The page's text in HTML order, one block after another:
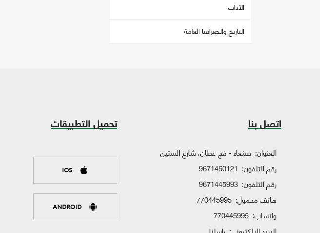
الآداب
التاريخ والجغرافيا العامة
اتصل بنا
العنوان: صنعاء - فج عطان، شارع الستين
رقم التلفون: 9671450121
رقم التلفون: 9671445993
هاتف محمول: 770445995
واتساب: 770445995
تحميل التطبيقات
IOS
ANDROID